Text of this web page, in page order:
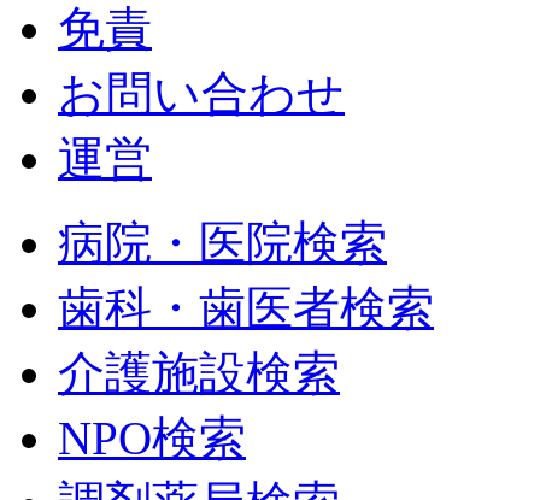
免責
お問い合わせ
運営
病院・医院検索
歯科・歯医者検索
介護施設検索
NPO検索